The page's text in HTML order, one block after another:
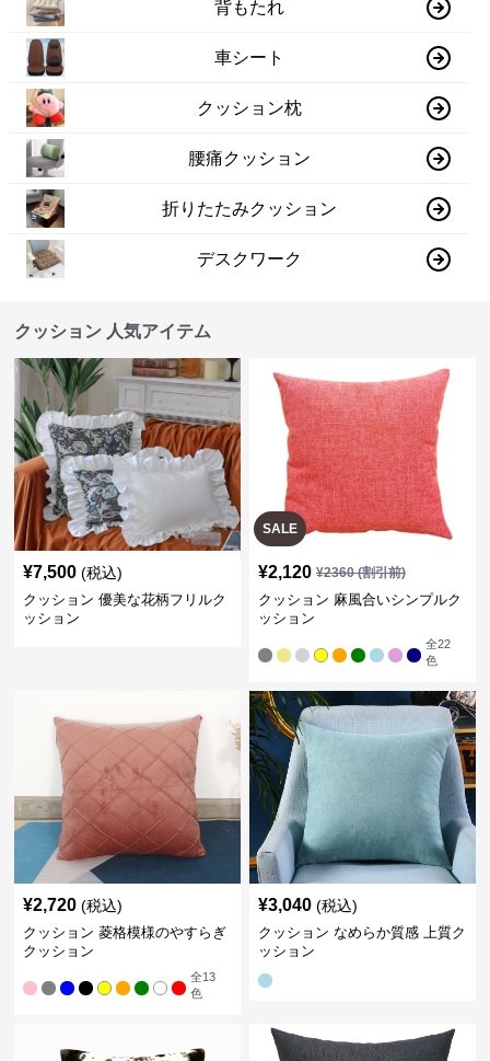
背もたれ
車シート
クッション枕
腰痛クッション
折りたたみクッション
デスクワーク
クッション 人気アイテム
¥7,500 (税込)
クッション 優美な花柄フリルク
ッション
SALE
¥2,120 ¥2360(割引前)
クッション 麻風合いシンプルク
ッション
全22
色
¥2,720 (税込)
クッション 菱格模様のやすらぎ
クッション
全13
色
¥3,040 (税込)
クッション なめらか質感 上質ク
ッション